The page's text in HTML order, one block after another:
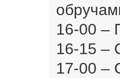
16-00 –
16-15 –
17-00 –